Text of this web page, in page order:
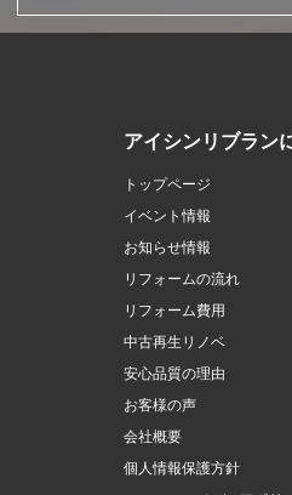
アイシンリブラン
トップページ
イベント情報
お知らせ情報
リフォームの流れ
リフォーム費用
中古再生リノベ
安心品質の理由
お客様の声
会社概要
個人情報保護方針